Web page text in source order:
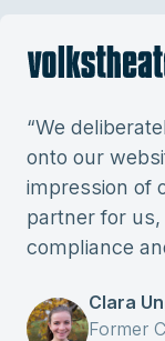
“We
onto our
impression of
partner for
compliance
Clara
Former